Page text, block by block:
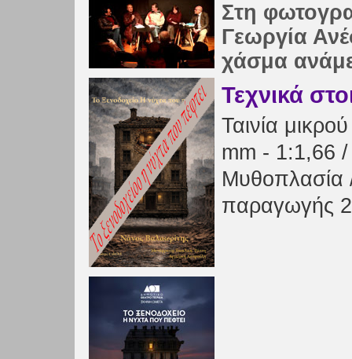
Στη
Γεωργία
χάσμα
Τεχνικά
Ταινία
mm - 1:1,66
παραγωγής